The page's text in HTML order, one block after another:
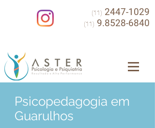
(11) 2447-1029
(11) 9.8528-6840
Psicopedagogia em
Guarulhos